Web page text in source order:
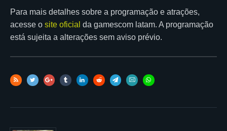
Para mais detalhes sobre a programação e atrações,
acesse o site oficial da gamescom latam. A programação
está sujeita a alterações sem aviso prévio.